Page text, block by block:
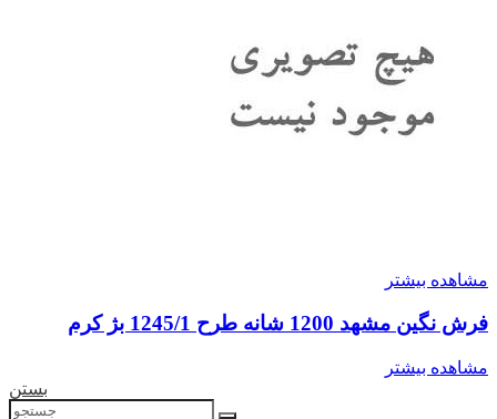
مشاهده بیشتر
فرش نگین مشهد 1200 شانه طرح 1245/1 بژ کرم
مشاهده بیشتر
بستن